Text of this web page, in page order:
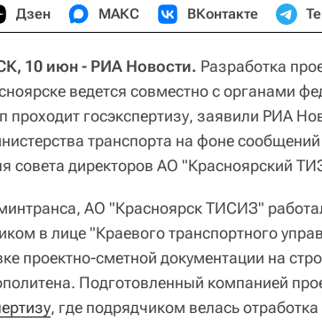
Дзен МАКС ВКонтакте
10 июн - РИА Новости. Разработка
ведется совместно с органами
проходит госэкспертизу, заявили РИА
транспорта на фоне сообщений
совета директоров АО "Красноярский
АО "Красноярск ТИСИЗ"
в лице "Краевого транспортного
проектно-сметной документации на
Подготовленный компанией
, где подрядчиком велась